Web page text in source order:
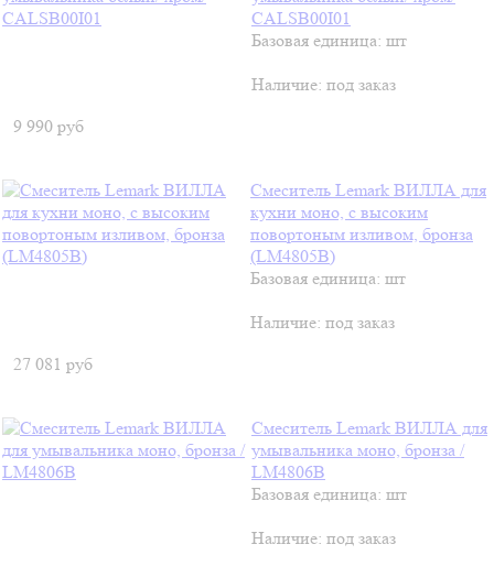
CALSB00I01
Базовая единица: шт
Наличие: под заказ
9 990 руб
Смеситель Lemark ВИЛЛА для
кухни моно, с высоким
повортоным изливом, бронза
(LM4805B)
Базовая единица: шт
Наличие: под заказ
27 081 руб
Смеситель Lemark ВИЛЛА для
умывальника моно, бронза /
LM4806B
Базовая единица: шт
Наличие: под заказ